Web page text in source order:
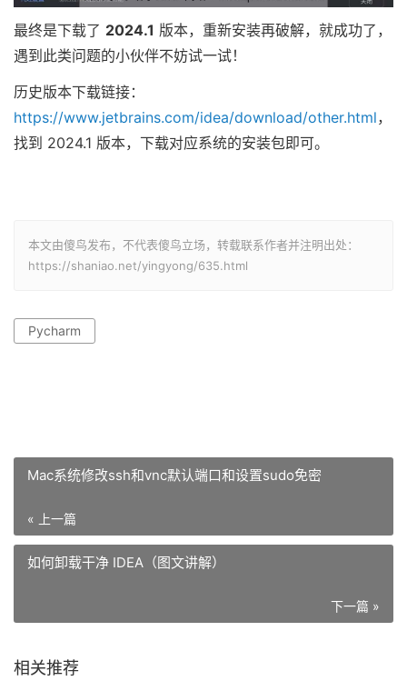
最终是下载了 2024.1 版本，重新安装再破解，就成功了，
遇到此类问题的小伙伴不妨试一试！
历史版本下载链接：
https://www.jetbrains.com/idea/download/other.html，
找到 2024.1 版本，下载对应系统的安装包即可。
本文由傻鸟发布，不代表傻鸟立场，转载联系作者并注明出处：
https://shaniao.net/yingyong/635.html
Pycharm
Mac系统修改ssh和vnc默认端口和设置sudo免密
« 上一篇
如何卸载干净 IDEA（图文讲解）
下一篇 »
相关推荐